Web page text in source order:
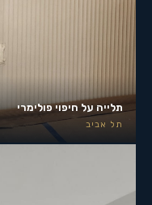
תלייה על חיפוי פולימרי
תל אביב